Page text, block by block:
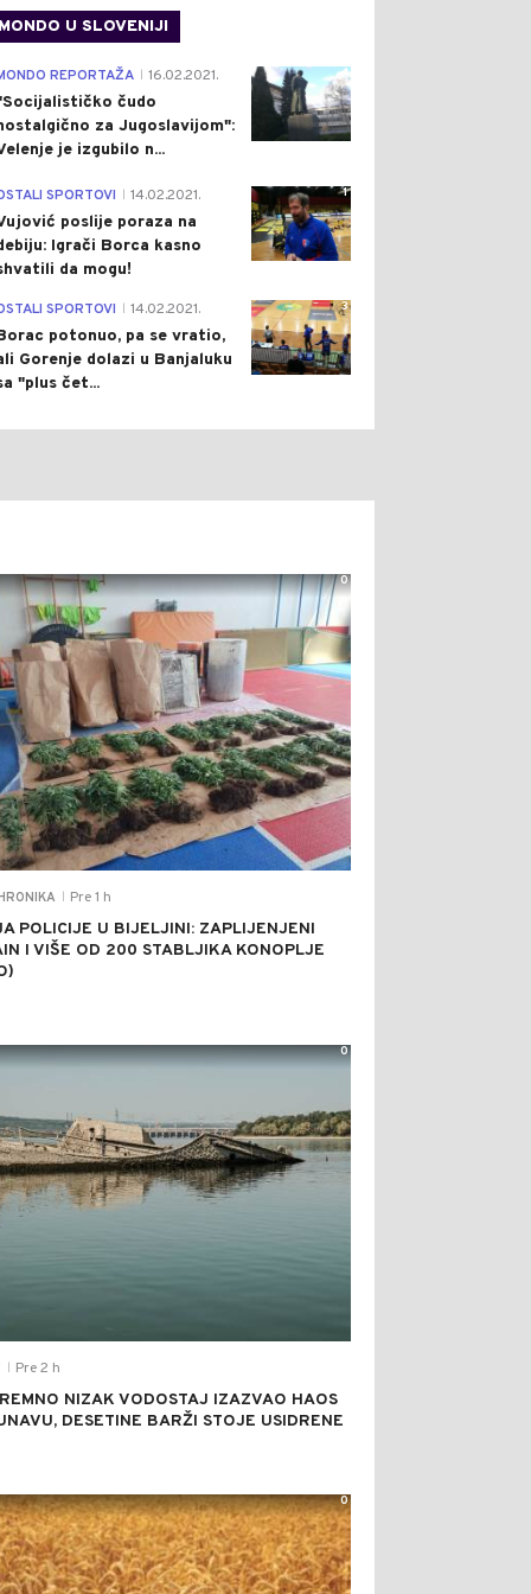
MONDO U SLOVENIJI
4
REPORTAŽA 16.02.2021.
čudo
za Jugoslavijom":
je izgubilo n...
1
SPORTOVI 14.02.2021.
poslije poraza na
Igrači Borca kasno
da mogu!
3
SPORTOVI 14.02.2021.
potonuo, pa se vratio,
Gorenje dolazi u Banjaluku
"plus čet...
Pre 1 h
POLICIJE U BIJELJINI: ZAPLIJENJENI
I VIŠE OD 200 STABLJIKA KONOPLJE
0
Pre 2 h
NIZAK VODOSTAJ IZAZVAO HAOS
DESETINE BARŽI STOJE USIDRENE
0
0